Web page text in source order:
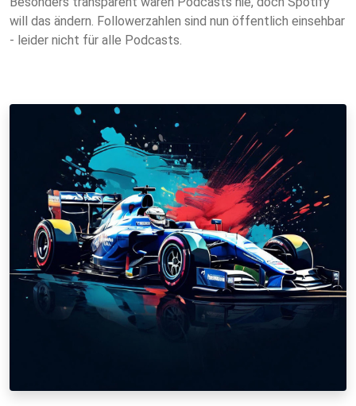
will das ändern. Followerzahlen sind nun öffentlich einsehbar
- leider nicht für alle Podcasts.